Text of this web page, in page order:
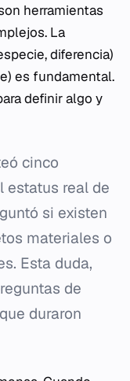
herramientas
La
diferencia)
es fundamental.
definir algo y
cinco
estatus real de
si existen
materiales o
Esta duda,
de
duraron